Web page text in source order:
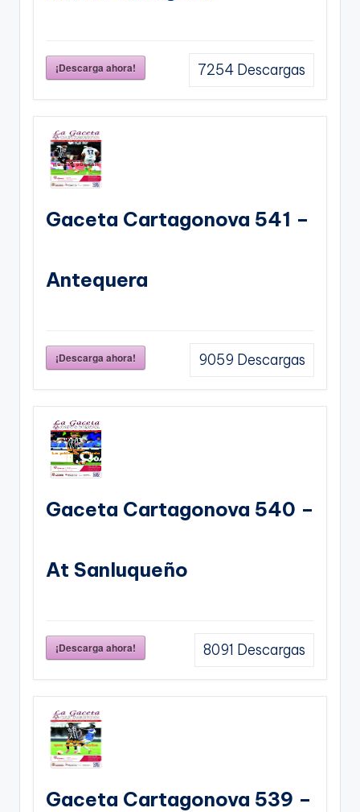
¡Descarga ahora! 7254 Descargas
Gaceta Cartagonova 541 –
Antequera
¡Descarga ahora! 9059 Descargas
Gaceta Cartagonova 540 –
At Sanluqueño
¡Descarga ahora! 8091 Descargas
Gaceta Cartagonova 539 –